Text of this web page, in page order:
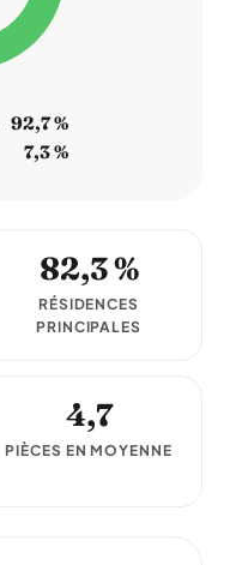
92,7 %
7,3 %
82,3 %
RÉSIDENCES
PRINCIPALES
4,7
PIÈCES EN MOYENNE